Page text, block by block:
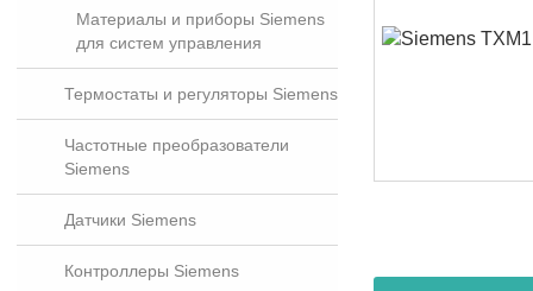
Материалы и приборы Siemens
для систем управления
Термостаты и регуляторы Siemens
Частотные преобразователи
Siemens
Датчики Siemens
Контроллеры Siemens